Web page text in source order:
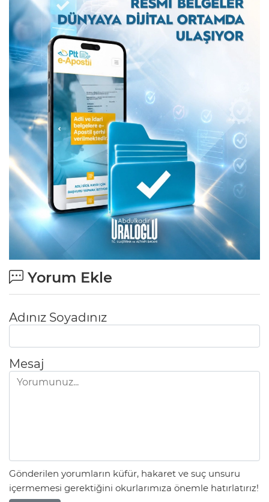
Yorum Ekle
Adınız Soyadınız
Mesaj
Gönderilen yorumların küfür, hakaret ve suç unsuru
içermemesi gerektiğini okurlarımıza önemle hatırlatırız!